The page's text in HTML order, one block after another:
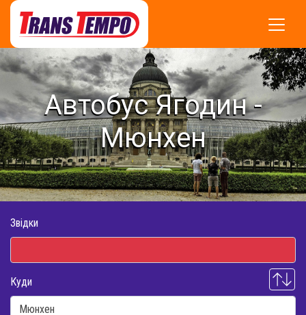
Автобус Ягодин -
Мюнхен
Звідки
Куди